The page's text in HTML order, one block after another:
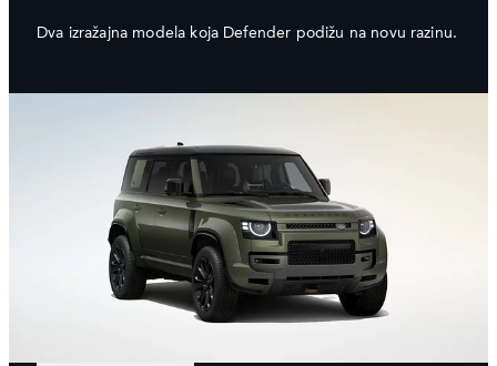
Dva izražajna modela koja Defender podižu na novu razinu.